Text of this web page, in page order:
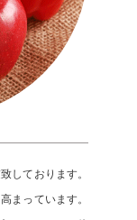
しております。
まっています。